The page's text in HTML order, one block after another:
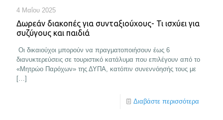
4 Μαΐου 2025
Δωρεάν διακοπές για συνταξιούχους- Τι ισχύει για
συζύγους και παιδιά
Οι δικαιούχοι μπορούν να πραγματοποιήσουν έως 6
διανυκτερεύσεις σε τουριστικό κατάλυμα που επιλέγουν από το
«Μητρώο Παρόχων» της ΔΥΠΑ, κατόπιν συνεννόησής τους με
[…]
Διαβάστε περισσότερα